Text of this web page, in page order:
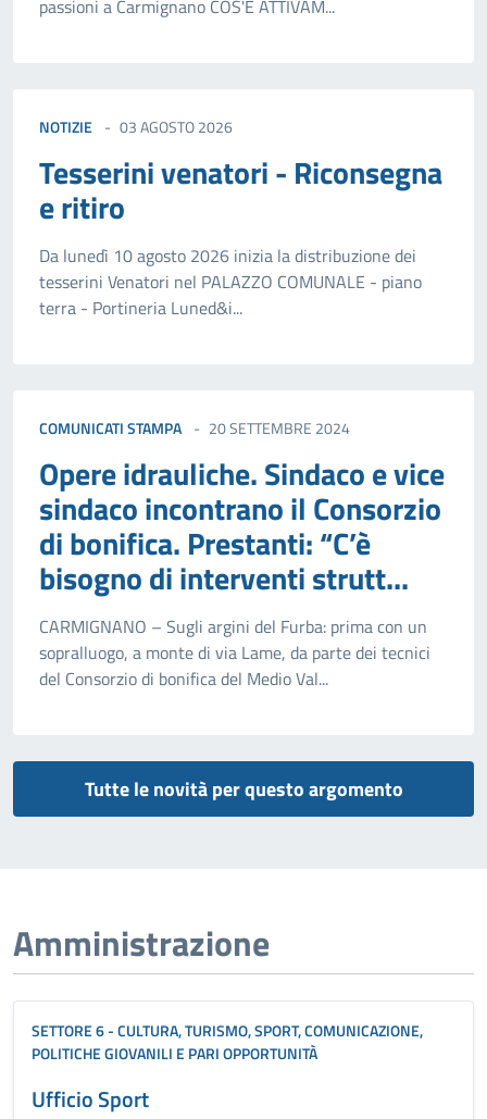
passioni a Carmignano COS'È ATTIVAM...
NOTIZIE 03 AGOSTO 2026
Tesserini venatori - Riconsegna
e ritiro
Da lunedì 10 agosto 2026 inizia la distribuzione dei
tesserini Venatori nel PALAZZO COMUNALE - piano
terra - Portineria Luned&i...
COMUNICATI STAMPA 20 SETTEMBRE 2024
Opere idrauliche. Sindaco e vice
sindaco incontrano il Consorzio
di bonifica. Prestanti: “C’è
bisogno di interventi strutt...
CARMIGNANO – Sugli argini del Furba: prima con un
sopralluogo, a monte di via Lame, da parte dei tecnici
del Consorzio di bonifica del Medio Val...
Tutte le novità per questo argomento
Amministrazione
SETTORE 6 - CULTURA, TURISMO, SPORT, COMUNICAZIONE,
POLITICHE GIOVANILI E PARI OPPORTUNITÀ
Ufficio Sport